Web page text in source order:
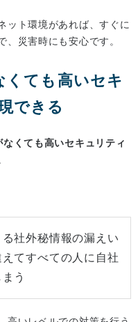
ット環境があれば、すぐに
災害時にも安心です。
くても高いセキ
できる
なくても高いセキュリティ
社外秘情報の漏えい
てすべての人に自社
う